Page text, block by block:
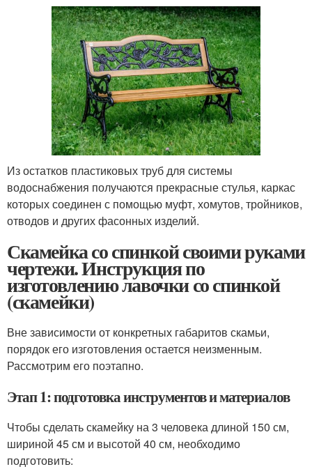
Из остатков пластиковых труб для системы
водоснабжения получаются прекрасные стулья, каркас
которых соединен с помощью муфт, хомутов, тройников,
отводов и других фасонных изделий.
Скамейка со спинкой своими руками
чертежи. Инструкция по
изготовлению лавочки со спинкой
(скамейки)
Вне зависимости от конкретных габаритов скамьи,
порядок его изготовления остается неизменным.
Рассмотрим его поэтапно.
Этап 1: подготовка инструментов и материалов
Чтобы сделать скамейку на 3 человека длиной 150 см,
шириной 45 см и высотой 40 см, необходимо
подготовить: